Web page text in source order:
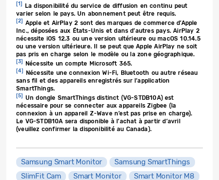
[1]
La disponibilité du service de diffusion en continu peut
varier selon le pays. Un abonnement peut être requis.
[2] Apple et AirPlay 2 sont des marques de commerce d’Apple
Inc., déposées aux États-Unis et dans d’autres pays. AirPlay 2
nécessite iOS 12.3 ou une version ultérieure ou macOS 10.14.5
ou une version ultérieure. Il se peut que Apple AirPlay ne soit
pas pris en charge selon le modèle ou la zone géographique.
[3] Nécessite un compte Microsoft 365.
[4]
Nécessite une connexion Wi-Fi, Bluetooth ou autre réseau
sans fil et des appareils enregistrés sur l’application
SmartThings.
[5] Un dongle SmartThings distinct (VG-STDB10A) est
nécessaire pour se connecter aux appareils Zigbee (la
connexion à un appareil Z-Wave n’est pas prise en charge).
Le VG-STDB10A sera disponible à l’achat à partir d’avril
(veuillez confirmer la disponibilité au Canada).
Samsung Smart Monitor
Samsung SmartThings
SlimFit Cam
Smart Monitor
Smart Monitor M8